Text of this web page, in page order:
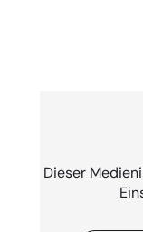
Dieser